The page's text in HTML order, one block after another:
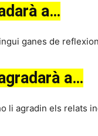
a…
ganes de
a…
li agradin els relats